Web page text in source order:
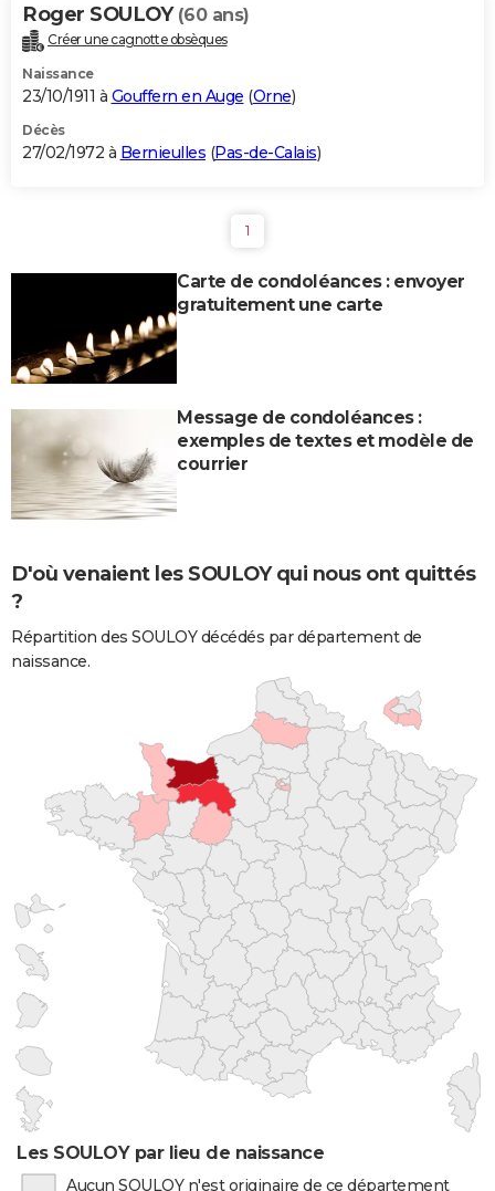
Roger SOULOY (60 ans)
Créer une cagnotte obsèques
Naissance
23/10/1911 à Gouffern en Auge (Orne)
Décès
27/02/1972 à Bernieulles (Pas-de-Calais)
1
Carte de condoléances : envoyer
gratuitement une carte
Message de condoléances :
exemples de textes et modèle de
courrier
D'où venaient les SOULOY qui nous ont quittés
?
Répartition des SOULOY décédés par département de
naissance.
Les SOULOY par lieu de naissance
Aucun SOULOY n'est originaire de ce département